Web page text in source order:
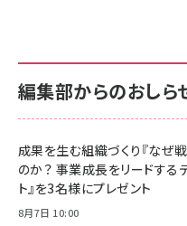
￥880
anan(ア
スペシャル
￥1,100
anan(アン
サポート正
NIMASO ガ
すい ガイド
2枚セット
￥1,599
サポート正
Amazon e
￥5,000
Anker
編集部からのおしら
成果を生む組織づくり『なぜ
のか？ 事業成長をリードする
ト』を3名様にプレゼント
8月7日 10:00